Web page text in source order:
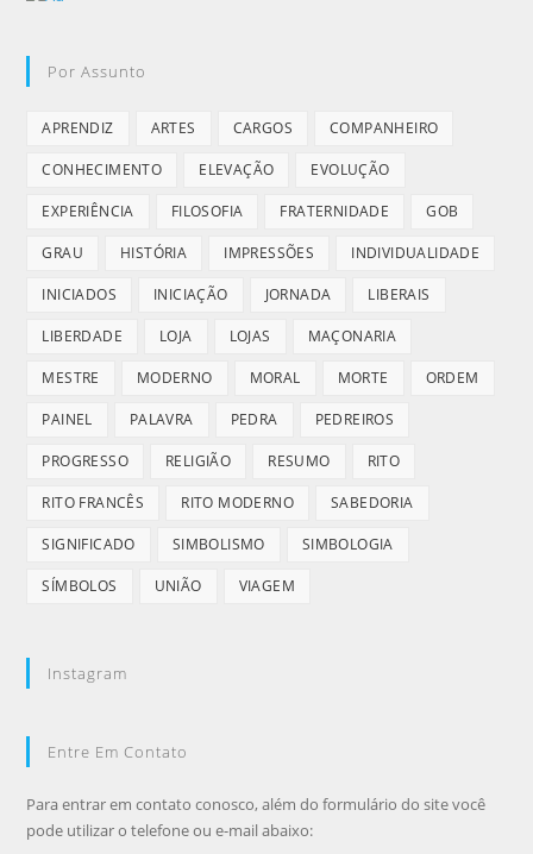
Por Assunto
APRENDIZ ARTES CARGOS COMPANHEIRO
CONHECIMENTO ELEVAÇÃO EVOLUÇÃO
EXPERIÊNCIA FILOSOFIA FRATERNIDADE GOB
GRAU HISTÓRIA IMPRESSÕES INDIVIDUALIDADE
INICIADOS INICIAÇÃO JORNADA LIBERAIS
LIBERDADE LOJA LOJAS MAÇONARIA
MESTRE MODERNO MORAL MORTE ORDEM
PAINEL PALAVRA PEDRA PEDREIROS
PROGRESSO RELIGIÃO RESUMO RITO
RITO FRANCÊS RITO MODERNO SABEDORIA
SIGNIFICADO SIMBOLISMO SIMBOLOGIA
SÍMBOLOS UNIÃO VIAGEM
Instagram
Entre Em Contato
Para entrar em contato conosco, além do formulário do site você
pode utilizar o telefone ou e-mail abaixo: